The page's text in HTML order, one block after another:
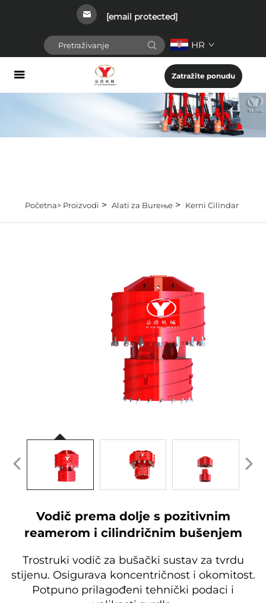
[email protected]
HR
Zatražite ponudu
Početna> Proizvodi > Alati za Bureњe> Kerni Cilindar
Vodič prema dolje s pozitivnim
reamerom i cilindričnim bušenjem
Trostruki vodič za bušački sustav za tvrdu
stijenu. Osigurava koncentričnost i okomitost.
Potpuno prilagođeni tehnički podaci i